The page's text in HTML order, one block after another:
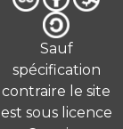
Sauf
spécification
contraire le site
est sous licence